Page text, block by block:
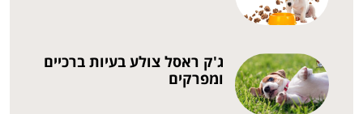
ג'ק ראסל צולע בעיות ברכיים
ומפרקים